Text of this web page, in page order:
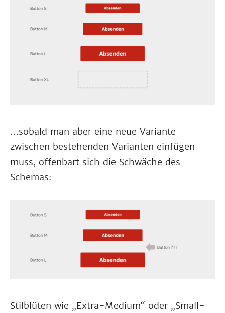
…sobald man aber eine neue Variante
zwischen bestehenden Varianten einfügen
muss, offenbart sich die Schwäche des
Schemas:
Stilblüten wie „Extra-Medium“ oder „Small-